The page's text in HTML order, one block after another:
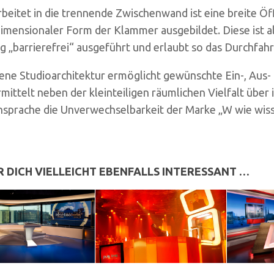
in die trennende Zwischenwand ist eine breite
Form der Klammer ausgebildet. Diese ist
„barrierefrei“ ausgeführt und erlaubt so das
Studioarchitektur ermöglicht gewünschte Ein-, Aus-
neben der kleinteiligen räumlichen Vielfalt über
die Unverwechselbarkeit der Marke „W wie
DICH VIELLEICHT EBENFALLS INTERESSANT …